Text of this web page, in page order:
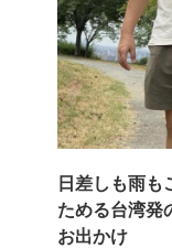
日差しも雨も
ためる台湾発
お出かけ